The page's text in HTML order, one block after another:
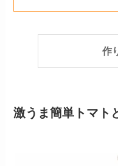
作
激うま簡単トマト